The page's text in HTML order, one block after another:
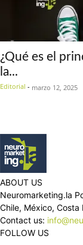
¿Qué es el
la...
Editorial - marzo 12, 2025
ABOUT US
Neuromarketing.la
Chile, México, Costa
Contact us:
FOLLOW US